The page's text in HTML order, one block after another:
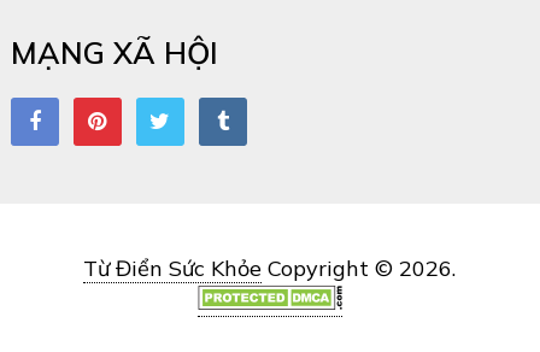
MẠNG XÃ HỘI
Từ Điển Sức Khỏe Copyright © 2026.